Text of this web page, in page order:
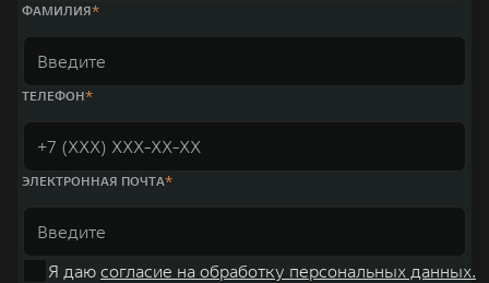
ФАМИЛИЯ
ТЕЛЕФОН
ЭЛЕКТРОННАЯ ПОЧТА
Я даю согласие на обработку персональных данных.